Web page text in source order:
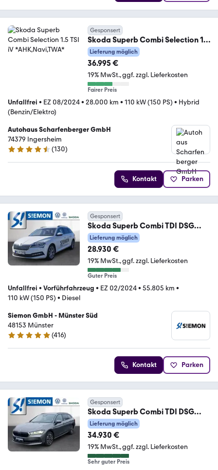
Gesponsert
Skoda Superb Combi Selection 1.5
TSI iV *AHK,Navi,TWA*
Lieferung möglich
36.995 €
19% MwSt. ggf. zzgl. Lieferkosten
Fairer Preis
Unfallfrei • EZ 08/2024• 28.000 km • 110 kW (150 PS) • Hybrid
(Benzin/Elektro)
Autohaus Scharfenberger GmbH
74379 Ingersheim
4.5 Sterne
(130)
Kontakt Parken
Gesponsert
Skoda Superb Combi TDI DSG
Ambition AHK Nav ACC Kamera
Lieferung möglich
28.930 €
19% MwSt. ggf. zzgl. Lieferkosten
Guter Preis
Unfallfrei • Vorführfahrzeug • EZ 02/2024• 55.805 km •
110 kW (150 PS) • Diesel
Siemon GmbH - Münster Süd
48153 Münster
4.8 Sterne
(416)
Kontakt Parken
Gesponsert
Skoda Superb Combi TDI DSG
Selection AHK MatrLED R-Kam
Lieferung möglich
34.930 €
19% MwSt. ggf. zzgl. Lieferkosten
Sehr guter Preis